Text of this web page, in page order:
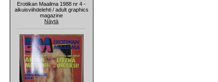
Erotiikan Maailma 1988 nr 4 -
aikuisviihdelehti / adult graphics
magazine
Näytä